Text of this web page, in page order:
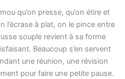
qu’on presse, qu’on étire et
l’écrase à plat, on le pince entre
souple revient à sa forme
Beaucoup s’en servent
une réunion, une révision
pour faire une petite pause.